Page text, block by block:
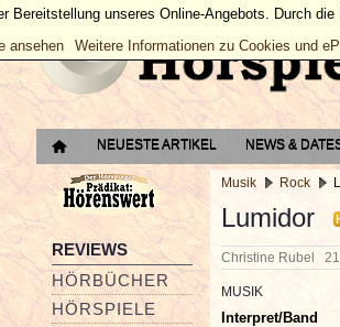
NEUESTE ARTIKEL NEWS &
REVIEWS
HÖRBÜCHER
HÖRSPIELE
Musik Rock
Lumidor
Christine Rubel
MUSIK
Interpret/Band
Bereitstellung unseres Online-Angebots. Durch
ansehen
Weitere Informationen zu Cookies und